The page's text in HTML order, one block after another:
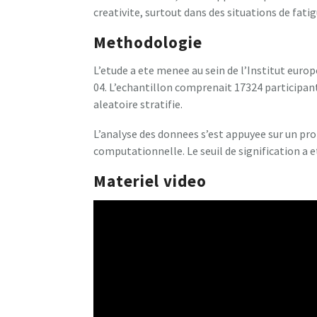
creativite, surtout dans des situations de
Methodologie
L’etude a ete menee au sein de l’Institut
04. L’echantillon comprenait 17324
aleatoire stratifie.
L’analyse des donnees s’est appuyee sur un
computationnelle. Le seuil de signification a
Materiel video